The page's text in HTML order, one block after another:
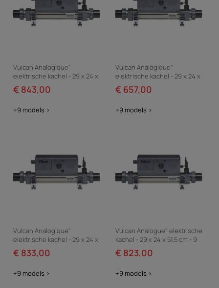
Vulcan Analogique"
elektrische kachel - 29 x 24 x
65 cm - 15 kW draaistroom -
Grijs
€ 843,00
+9 models >
Vulcan Analogique"
elektrische kachel - 29 x 24 x
51.5 cm - 3 kW eenfase - Grijs
€ 657,00
+9 models >
Vulcan Analogique"
elektrische kachel - 29 x 24 x
65 cm - 12 kW draaistroom -
Grijs
€ 833,00
+9 models >
Vulcan Analogue" elektrische
kachel - 29 x 24 x 51,5 cm - 9
kW draaistroom - Grijs
€ 823,00
+9 models >